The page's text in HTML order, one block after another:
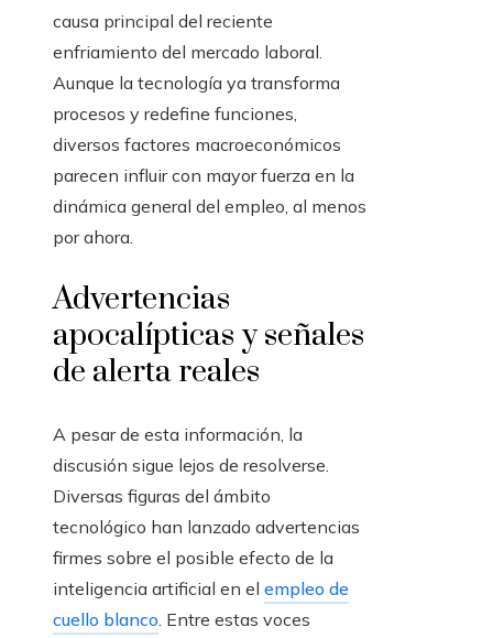
causa principal del reciente
enfriamiento del mercado laboral.
Aunque la tecnología ya transforma
procesos y redefine funciones,
diversos factores macroeconómicos
parecen influir con mayor fuerza en la
dinámica general del empleo, al menos
por ahora.
Advertencias
apocalípticas y señales
de alerta reales
A pesar de esta información, la
discusión sigue lejos de resolverse.
Diversas figuras del ámbito
tecnológico han lanzado advertencias
firmes sobre el posible efecto de la
inteligencia artificial en el empleo de
cuello blanco. Entre estas voces